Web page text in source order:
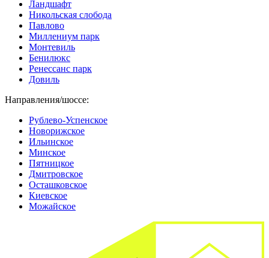
Ландшафт
Никольская слобода
Павлово
Миллениум парк
Монтевиль
Бенилюкс
Ренессанс парк
Довиль
Направления/шоссе:
Рублево-Успенское
Новорижское
Ильинское
Минское
Пятницкое
Дмитровское
Осташковское
Киевское
Можайское